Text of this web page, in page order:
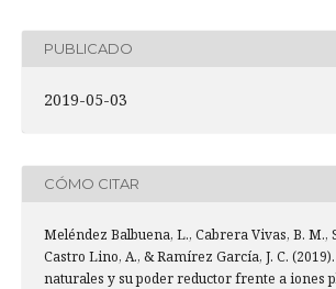
PUBLICADO
2019-05-03
CÓMO CITAR
Meléndez Balbuena, L., Cabrera Vivas, B. M.,
Castro Lino, A., & Ramírez García, J. C.
naturales y su poder reductor frente a iones